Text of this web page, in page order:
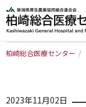
病院について
柏崎総合医療センター /
2023年11月02日